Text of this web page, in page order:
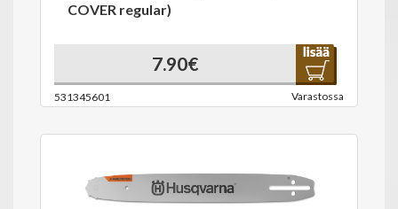
COVER regular)
7.90€
531345601 Varastossa